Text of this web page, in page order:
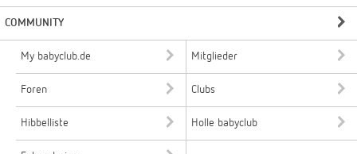
COMMUNITY
My babyclub.de Mitglieder
Foren Clubs
Hibbelliste Holle babyclub